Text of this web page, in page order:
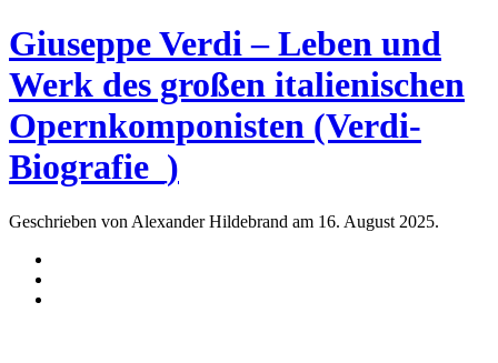
Giuseppe Verdi – Leben und
Werk des großen italienischen
Opernkomponisten (Verdi-
Biografie_)
Geschrieben von Alexander Hildebrand am 16. August 2025.